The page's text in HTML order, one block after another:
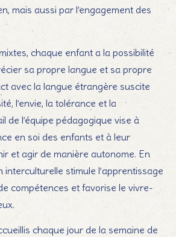
mais aussi par l’engagement des
chaque enfant a la possibilité
sa propre langue et sa propre
avec la langue étrangère suscite
l’envie, la tolérance et la
de l’équipe pédagogique vise à
en soi des enfants et à leur
et agir de manière autonome. En
interculturelle stimule l’apprentissage
compétences et favorise le vivre-
chaque jour de la semaine de